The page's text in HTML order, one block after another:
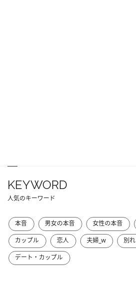
KEYWORD
人気のキーワード
本音 男女の本音 女性の本音
カップル
恋人 夫婦_w 別れ
デート・カップル